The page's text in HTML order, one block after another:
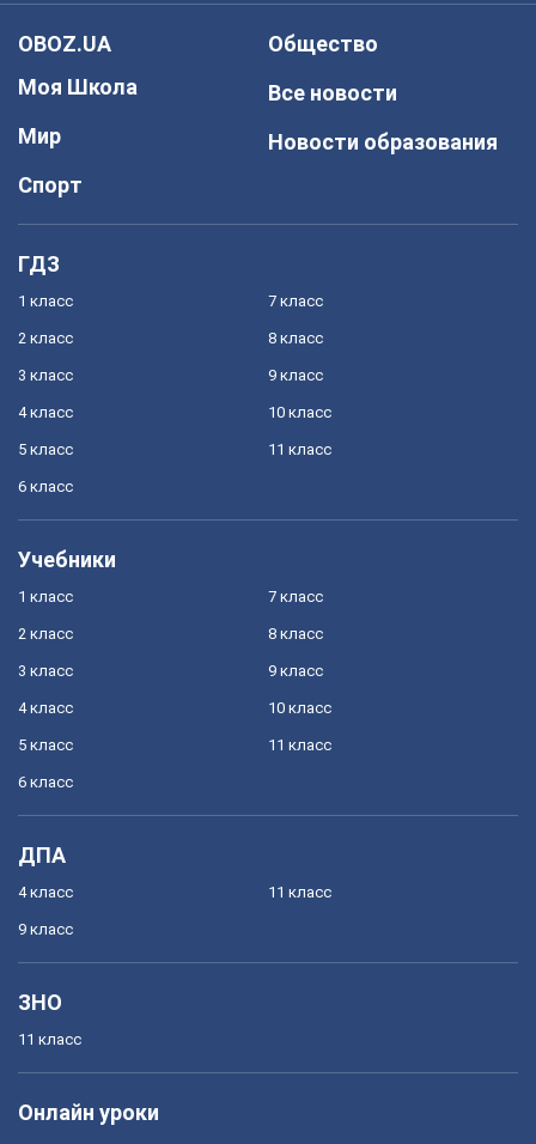
OBOZ.UA
Моя Школа
Мир
Спорт
Общество
Все новости
Новости образования
ГДЗ
1 класс
2 класс
3 класс
4 класс
5 класс
6 класс
7 класс
8 класс
9 класс
10 класс
11 класс
Учебники
1 класс
2 класс
3 класс
4 класс
5 класс
6 класс
7 класс
8 класс
9 класс
10 класс
11 класс
ДПА
4 класс
9 класс
11 класс
ЗНО
11 класс
Онлайн уроки